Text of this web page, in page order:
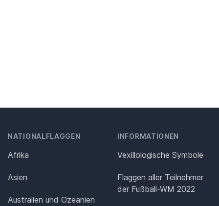
NATIONALFLAGGEN
Afrika
Asien
Australien und Ozeanien
INFORMATIONEN
Vexillologische Symbole
Flaggen aller Teilnehmer
der Fußball-WM 2022